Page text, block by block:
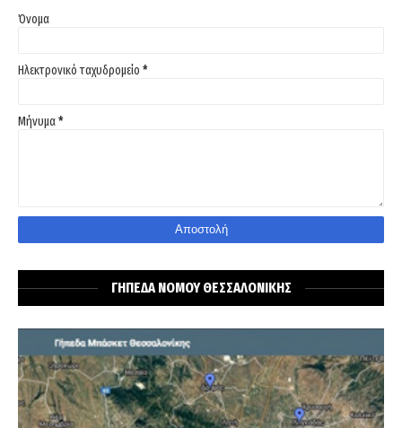
Όνομα
Ηλεκτρονικό ταχυδρομείο *
Μήνυμα*
ΓΗΠΕΔΑ ΝΟΜΟΥ ΘΕΣΣΑΛΟΝΙΚΗΣ